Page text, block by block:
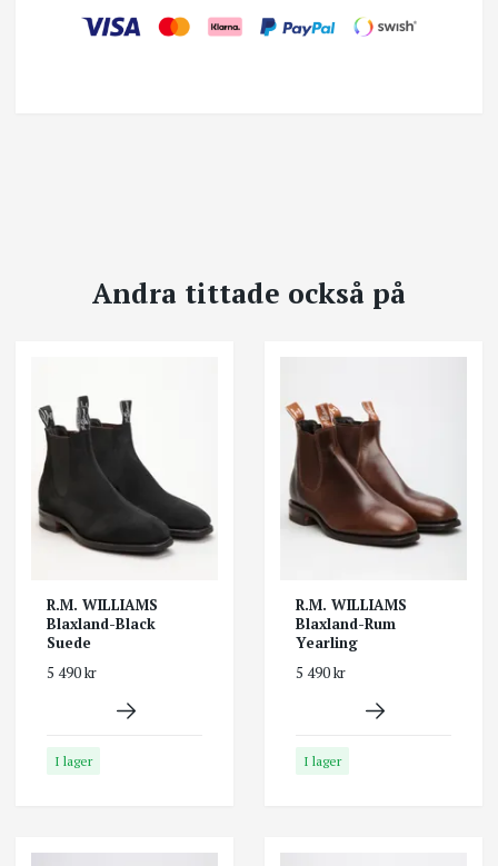
Andra tittade också på
R.M. WILLIAMS
Blaxland-Black
Suede
5 490 kr
I lager
R.M. WILLIAMS
Blaxland-Rum
Yearling
5 490 kr
I lager